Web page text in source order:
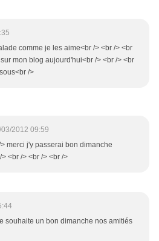
comme je les aime<br /> <br /> <br
mon blog aujourd'hui<br /> <br /> <br
/>
03/2012 09:59
merci j'y passerai bon dimanche
<br /> <br /> <br />
souhaite un bon dimanche nos amitiés